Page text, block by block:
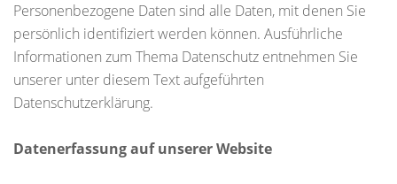
Personenbezogene Daten sind alle Daten, mit denen Sie
persönlich identifiziert werden können. Ausführliche
Informationen zum Thema Datenschutz entnehmen Sie
unserer unter diesem Text aufgeführten
Datenschutzerklärung.
Datenerfassung auf unserer Website